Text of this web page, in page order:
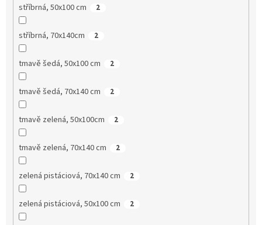
stříbrná, 50x100 cm 2
stříbrná, 70x140cm 2
tmavě šedá, 50x100 cm 2
tmavě šedá, 70x140 cm 2
tmavě zelená, 50x100cm 2
tmavě zelená, 70x140 cm 2
zelená pistáciová, 70x140 cm 2
zelená pistáciová, 50x100 cm 2